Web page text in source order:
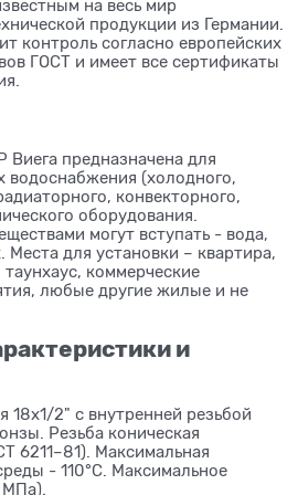
на весь мир
продукции из Германии.
контроль согласно европейских
ГОСТ и имеет все сертификаты
Виега предназначена для
водоснабжения (холодного,
конвекторного,
оборудования.
могут вступать - вода,
Места для установки – квартира,
коммерческие
любые другие жилые и не
и
18x1/2" с внутренней резьбой
Резьба коническая
6211–81). Максимальная
- 110°C. Максимальное